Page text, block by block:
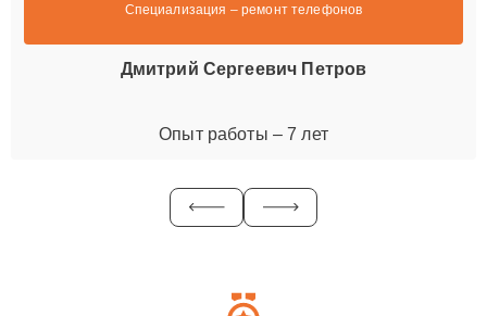
Специализация – ремонт телефонов
Дмитрий Сергеевич Петров
Опыт работы – 7 лет